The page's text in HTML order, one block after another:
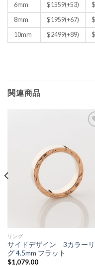
6mm
$1559(+53)
8mm
$1959(+67)
10mm
$2499(+89)
関連商品
リング
サイドデザイン 3カラー
グ 4.5mm フラット
$1,079.00